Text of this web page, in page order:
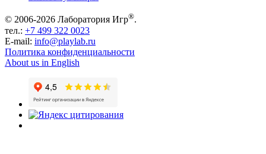
© 2006-2026 Лаборатория Игр®.
тел.: +7 499 322 0023
E-mail: info@playlab.ru
Политика конфиденциальности
About us in English